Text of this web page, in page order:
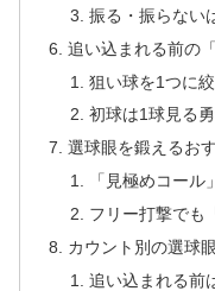
振る・振らない
追い込まれる前の
狙い球を1つに
初球は1球見る
選球眼を鍛えるお
「見極めコール
フリー打撃でも
カウント別の選球
追い込まれる前